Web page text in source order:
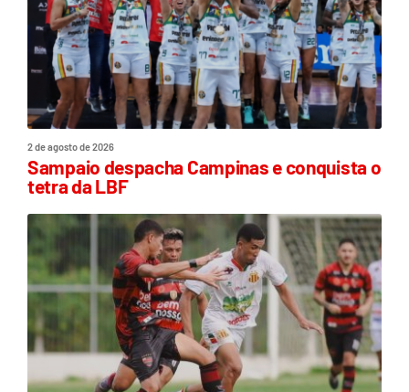
2 de agosto de 2026
Sampaio despacha Campinas e conquista o
tetra da LBF